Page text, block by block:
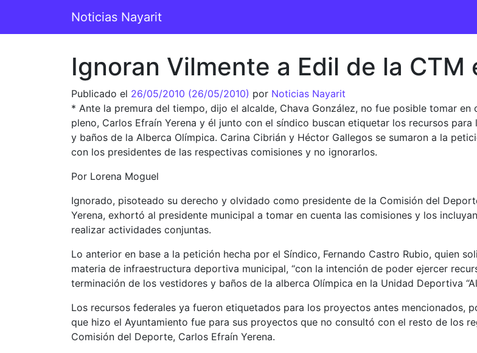
Navegación principal
Noticias Nayarit
Ignoran Vilmente a Edil de la
Publicado el 26/05/2010 (26/05/2010) por Noticias Nayarit
* Ante la premura del tiempo, dijo el alcalde, Chava González, no fue posible tomar
pleno, Carlos Efraín Yerena y él junto con el síndico buscan etiquetar los recursos
y baños de la Alberca Olímpica. Carina Cibrián y Héctor Gallegos se sumaron a la
con los presidentes de las respectivas comisiones y no ignorarlos.
Por Lorena Moguel
Ignorado, pisoteado su derecho y olvidado como presidente de la Comisión del
Yerena, exhortó al presidente municipal a tomar en cuenta las comisiones y los
realizar actividades conjuntas.
Lo anterior en base a la petición hecha por el Síndico, Fernando Castro Rubio, quien
materia de infraestructura deportiva municipal, “con la intención de poder ejercer
terminación de los vestidores y baños de la alberca Olímpica en la Unidad Deportiva
Los recursos federales ya fueron etiquetados para los proyectos antes mencionados,
que hizo el Ayuntamiento fue para sus proyectos que no consultó con el resto de los
Comisión del Deporte, Carlos Efraín Yerena.